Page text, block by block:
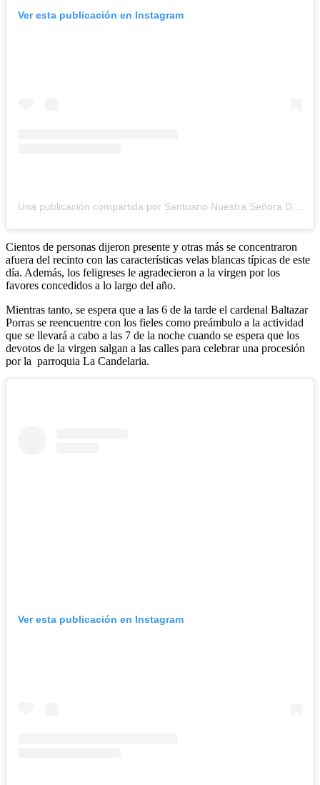
Ver esta publicación en Instagram
Cientos de personas dijeron presente y otras más se concentraron
afuera del recinto con las características velas blancas típicas de este
día. Además, los feligreses le agradecieron a la virgen por los
favores concedidos a lo largo del año.
Mientras tanto, se espera que a las 6 de la tarde el cardenal Baltazar
Porras se reencuentre con los fieles como preámbulo a la actividad
que se llevará a cabo a las 7 de la noche cuando se espera que los
devotos de la virgen salgan a las calles para celebrar una procesión
por la parroquia La Candelaria.
Ver esta publicación en Instagram